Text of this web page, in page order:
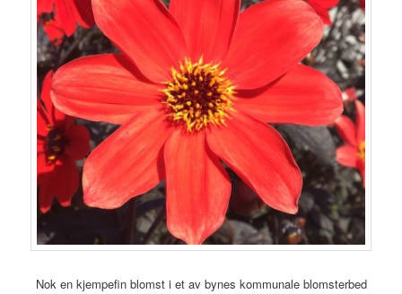
Nok en kjempefin blomst i et av bynes kommunale blomsterbed